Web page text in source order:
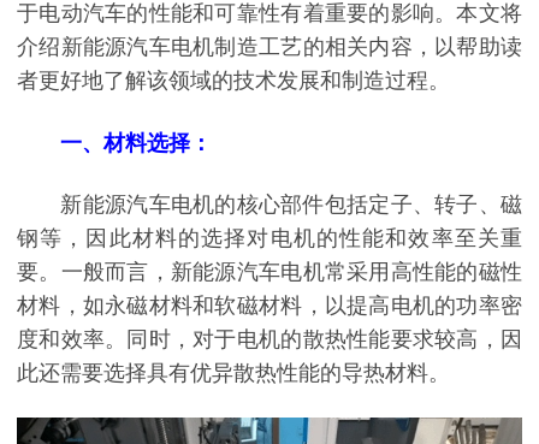
于电动汽车的性能和可靠性有着重要的影响。本文将
介绍新能源汽车电机制造工艺的相关内容，以帮助读
者更好地了解该领域的技术发展和制造过程。
一、材料选择：
新能源汽车电机的核心部件包括定子、转子、磁
钢等，因此材料的选择对电机的性能和效率至关重
要。一般而言，新能源汽车电机常采用高性能的磁性
材料，如永磁材料和软磁材料，以提高电机的功率密
度和效率。同时，对于电机的散热性能要求较高，因
此还需要选择具有优异散热性能的导热材料。